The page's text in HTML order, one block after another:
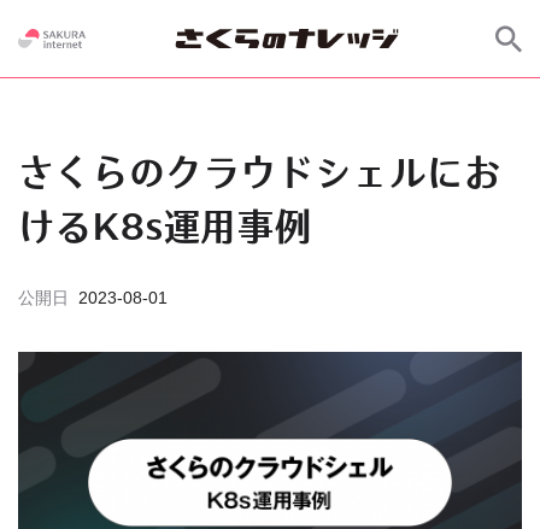
さくらのクラウドシェルにお
けるK8s運用事例
公開日 2023-08-01